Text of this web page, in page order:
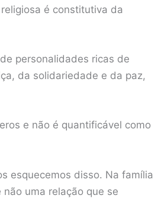
é constitutiva da
personalidades ricas de
da solidariedade e da paz,
e não é quantificável como
esquecemos disso. Na família
uma relação que se